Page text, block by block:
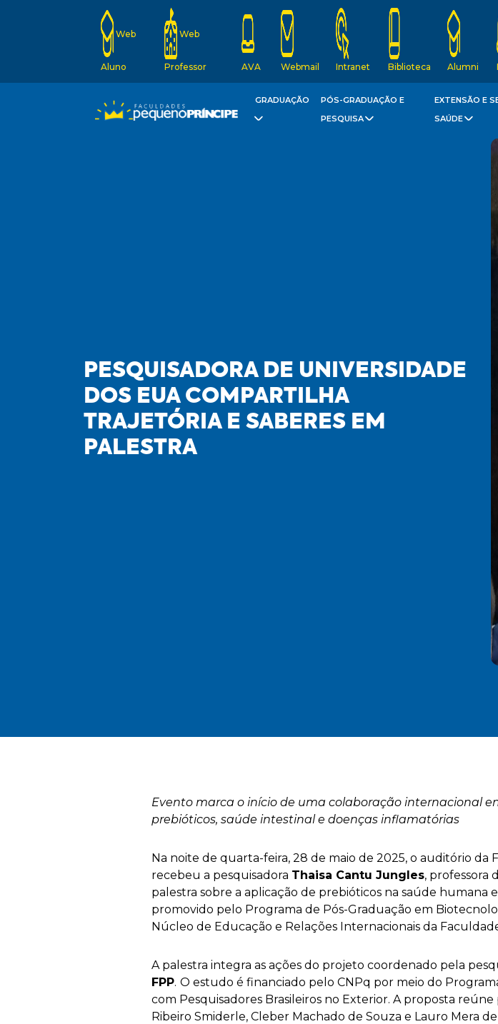
Web
Aluno
Web
Professor AVA Webmail Intranet Biblioteca Alumni
GRADUAÇÃO
PÓS-GRADUAÇÃO E
PESQUISA
EXTENSÃO E
SAÚDE
PESQUISADORA DE UNIVERSIDADE
DOS EUA COMPARTILHA
TRAJETÓRIA E SABERES EM
PALESTRA
Evento marca o início de uma colaboração internacional
prebióticos, saúde intestinal e doenças inflamatórias
Na noite de quarta-feira, 28 de maio de 2025, o auditório
recebeu a pesquisadora Thaisa Cantu Jungles, professora
palestra sobre a aplicação de prebióticos na saúde humana
promovido pelo Programa de Pós-Graduação em
Núcleo de Educação e Relações Internacionais da
A palestra integra as ações do projeto coordenado pela
FPP. O estudo é financiado pelo CNPq por meio do
com Pesquisadores Brasileiros no Exterior. A proposta
Ribeiro Smiderle, Cleber Machado de Souza e Lauro Mera